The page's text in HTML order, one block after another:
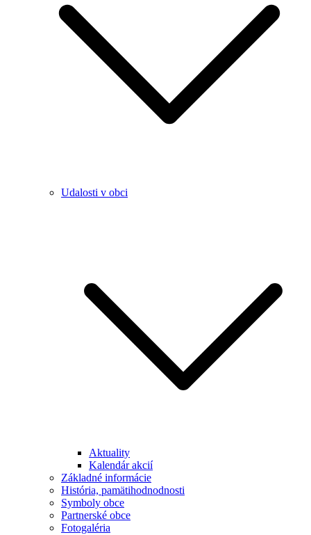
Udalosti v obci
Aktuality
Kalendár akcií
Základné informácie
História, pamätihodnodnosti
Symboly obce
Partnerské obce
Fotogaléria